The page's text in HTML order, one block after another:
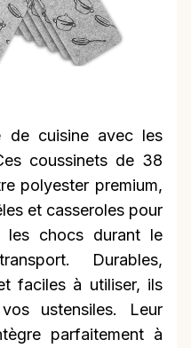
de cuisine avec les
coussinets de 38
polyester premium,
et casseroles pour
les chocs durant le
Durables,
faciles à utiliser, ils
ustensiles. Leur
parfaitement à